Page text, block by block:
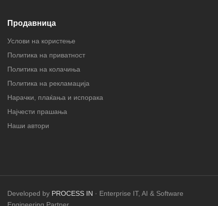
Продавница
Услови на користење
Политика на приватност
Политика на колачиња
Политика на рекламација
Нарачки, плаќања и испорака
Најчести прашања
Наши автори
Developed by PROCESS IN · Enterprise IT, AI & Software